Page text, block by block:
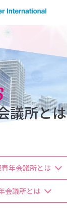
議所とは
年会議所とは
会議所とは